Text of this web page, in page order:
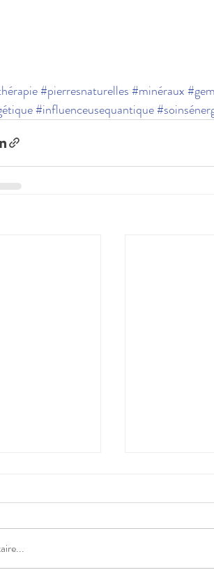
#pierresnaturelles#minéraux
#influenceusequantique